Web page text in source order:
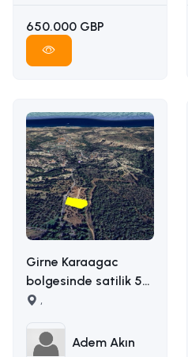
650.000 GBP
Girne Karaagac
bolgesinde satilik 5
donum satilik arazi
05338314949
,
Adem Akın